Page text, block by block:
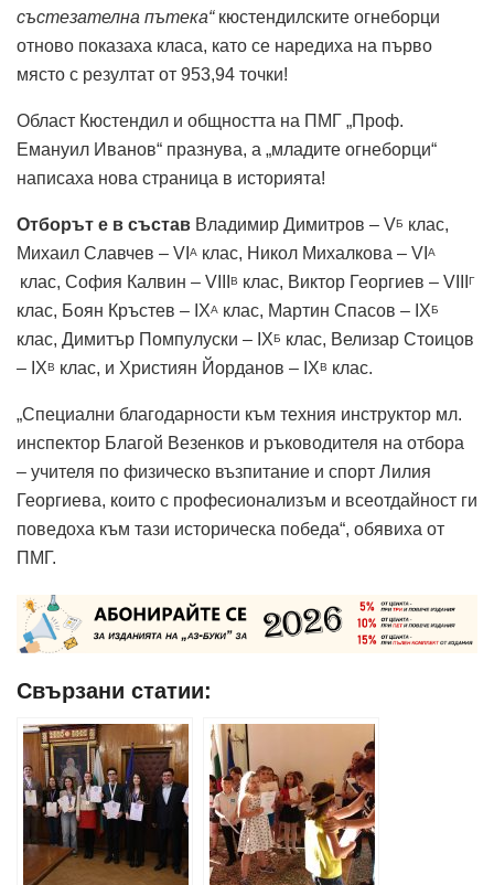
състезателна пътека“кюстендилските огнеборци
отново показаха класа, като се наредиха на първо
място с резултат от 953,94 точки!
Област Кюстендил и общността на ПМГ „Проф.
Емануил Иванов“ празнува, а „младите огнеборци“
написаха нова страница в историята!
Отборът е в състав Владимир Димитров – VБ клас,
Михаил Славчев – VI А клас, Никол Михалкова – VI A
клас, София Калвин – VIII B клас, Виктор Георгиев – VIII Г
клас, Боян Кръстев – IXA клас, Мартин Спасов – IXБ
клас, Димитър Помпулуски – IXБ клас, Велизар Стоицов
– IXВ клас, и Християн Йорданов – IXВ клас.
„Специални благодарности към техния инструктор мл.
инспектор Благой Везенков и ръководителя на отбора
– учителя по физическо възпитание и спорт Лилия
Георгиева, които с професионализъм и всеотдайност ги
поведоха към тази историческа победа“, обявиха от
ПМГ.
Свързани статии: